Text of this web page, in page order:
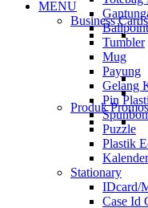
MENU
Business Cards
Produk
Ballpoint
Tumbler
Mug
Payung
Gelang
Pin
Puzzle
Plastik
Stationary
IDcard/
Case Id